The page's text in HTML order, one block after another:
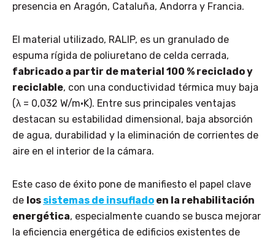
presencia en Aragón, Cataluña, Andorra y Francia.
El material utilizado, RALIP, es un granulado de
espuma rígida de poliuretano de celda cerrada,
fabricado a partir de material 100 % reciclado y
reciclable, con una conductividad térmica muy baja
(λ = 0,032 W/m·K). Entre sus principales ventajas
destacan su estabilidad dimensional, baja absorción
de agua, durabilidad y la eliminación de corrientes de
aire en el interior de la cámara.
Este caso de éxito pone de manifiesto el papel clave
de los sistemas de insuflado en la rehabilitación
energética, especialmente cuando se busca mejorar
la eficiencia energética de edificios existentes de